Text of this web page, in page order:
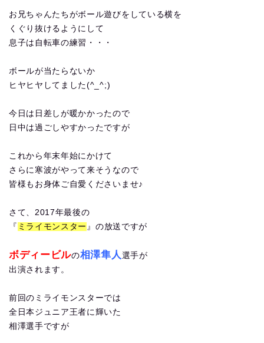
お兄ちゃんたちがボール遊びをしている横を
くぐり抜けるようにして
息子は自転車の練習・・・
ボールが当たらないか
ヒヤヒヤしてました(^_^;)
今日は日差しが暖かかったので
日中は過ごしやすかったですが
これから年末年始にかけて
さらに寒波がやって来そうなので
皆様もお身体ご自愛くださいませ♪
さて、2017年最後の
『 ミライモンスター 』の放送ですが
ボディービルの相澤隼人選手が
出演されます。
前回のミライモンスターでは
全日本ジュニア王者に輝いた
相澤選手ですが